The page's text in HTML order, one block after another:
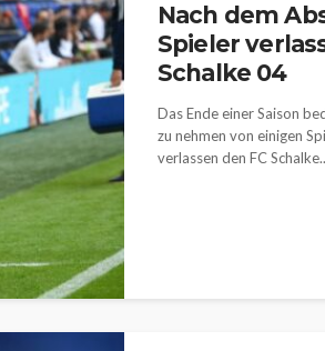
Nach dem
Spieler
Schalke 04
Das Ende einer Saison
zu nehmen von einigen
verlassen den FC